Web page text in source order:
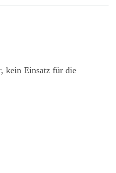
kein Einsatz für die